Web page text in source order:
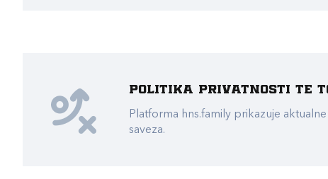
Politika privatnosti te
Platforma hns.family prikazuje
saveza.